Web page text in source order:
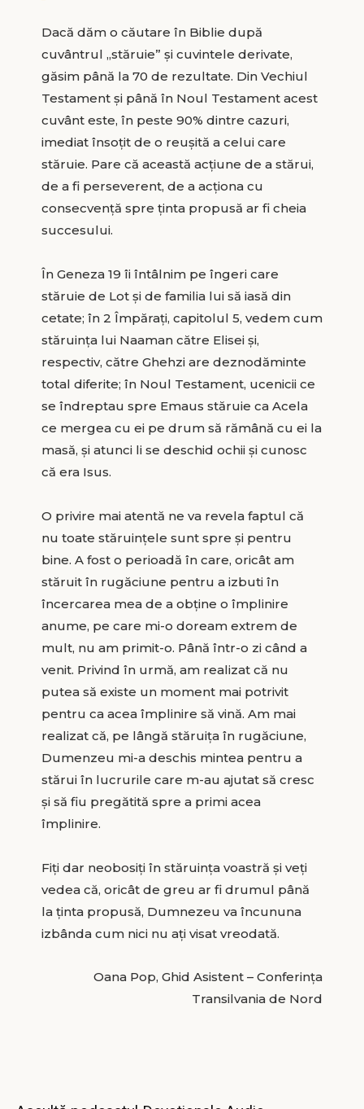
Dacă dăm o căutare în Biblie după
cuvântrul „stăruie” și cuvintele derivate,
găsim până la 70 de rezultate. Din Vechiul
Testament și până în Noul Testament acest
cuvânt este, în peste 90% dintre cazuri,
imediat însoțit de o reușită a celui care
stăruie. Pare că această acțiune de a stărui,
de a fi perseverent, de a acționa cu
consecvență spre ținta propusă ar fi cheia
succesului.
În Geneza 19 îi întâlnim pe îngeri care
stăruie de Lot și de familia lui să iasă din
cetate; în 2 Împărați, capitolul 5, vedem cum
stăruința lui Naaman către Elisei și,
respectiv, către Ghehzi are deznodăminte
total diferite; în Noul Testament, ucenicii ce
se îndreptau spre Emaus stăruie ca Acela
ce mergea cu ei pe drum să rămână cu ei la
masă, și atunci li se deschid ochii și cunosc
că era Isus.
O privire mai atentă ne va revela faptul că
nu toate stăruințele sunt spre și pentru
bine. A fost o perioadă în care, oricât am
stăruit în rugăciune pentru a izbuti în
încercarea mea de a obține o împlinire
anume, pe care mi-o doream extrem de
mult, nu am primit-o. Până într-o zi când a
venit. Privind în urmă, am realizat că nu
putea să existe un moment mai potrivit
pentru ca acea împlinire să vină. Am mai
realizat că, pe lângă stăruița în rugăciune,
Dumenzeu mi-a deschis mintea pentru a
stărui în lucrurile care m-au ajutat să cresc
și să fiu pregătită spre a primi acea
împlinire.
Fiți dar neobosiți în stăruința voastră și veți
vedea că, oricât de greu ar fi drumul până
la ținta propusă, Dumnezeu va încununa
izbânda cum nici nu ați visat vreodată.
Oana Pop, Ghid Asistent – Conferința
Transilvania de Nord